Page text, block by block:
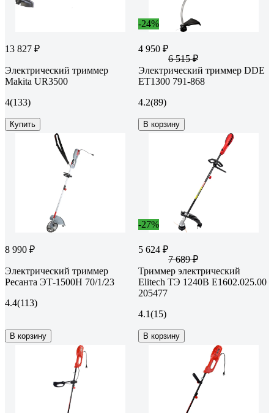
13 827 ₽
Электрический триммер
Makita UR3500
4(133)
Купить
-24%
4 950 ₽
6 515 ₽
Электрический триммер DDE
ET1300 791-868
4.2(89)
В корзину
8 990 ₽
Электрический триммер
Ресанта ЭТ-1500Н 70/1/23
4.4(113)
В корзину
-27%
5 624 ₽
7 689 ₽
Триммер электрический
Elitech ТЭ 1240В E1602.025.00
205477
4.1(15)
В корзину